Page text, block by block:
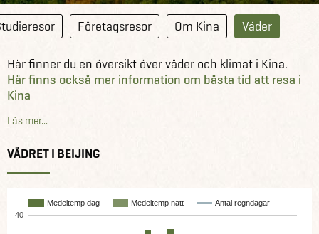
Företagsresor Om Kina Väder
Här finner du en översikt över väder och klimat i Kina.
Här finns också mer information om bästa tid att resa i
Kina
Läs mer...
VÄDRET I BEIJING
Medeltemp dag Medeltemp natt Antal regndagar
40